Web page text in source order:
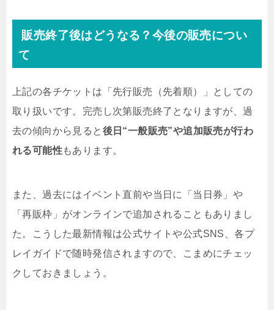
販売終了後はどうなる？今後の販売につい
て
上記の各チケットは「先行販売（先着順）」としての
取り扱いです。完売し次第販売終了となりますが、過
去の傾向から見ると 後日“一般販売”や追加販売が行わ
れる可能性もあります。
また、過去にはイベント直前や当日に「当日券」や
「再販枠」がオンラインで追加されることもありまし
た。こうした最新情報は公式サイトや公式SNS、各プ
レイガイドで随時発信されますので、こまめにチェッ
クしておきましょう。